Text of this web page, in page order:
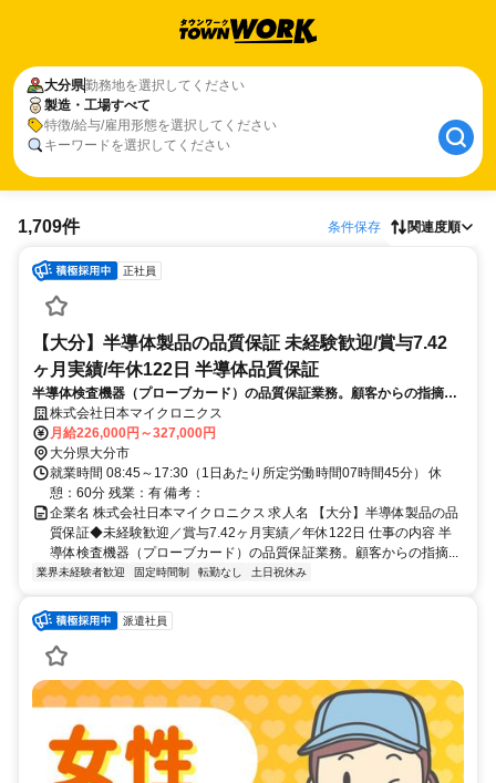
大分県勤務地を選択してください
製造・工場すべて
特徴/給与/雇用形態を選択してください
キーワードを選択してください
1,709件 条件保存 関連度順
正社員
【大分】半導体製品の品質保証 未経験歓迎/賞与7.42
ヶ月実績/年休122日 半導体品質保証
半導体検査機器（プローブカード）の品質保証業務。顧客からの指摘に
対する品質特性の分析・評価や、製造工程内で起こる不具合の原因究
明、社外クレームの未然予防措置などを担う重要なポジションです。
株式会社日本マイクロニクス
月給226,000円～327,000円
大分県大分市
就業時間 08:45～17:30（1日あたり所定労働時間07時間45分） 休
憩：60分 残業：有 備考：
企業名 株式会社日本マイクロニクス 求人名 【大分】半導体製品の品
質保証◆未経験歓迎／賞与7.42ヶ月実績／年休122日 仕事の内容 半
導体検査機器（プローブカード）の品質保証業務。顧客からの指摘...
業界未経験者歓迎 固定時間制 転勤なし 土日祝休み
派遣社員